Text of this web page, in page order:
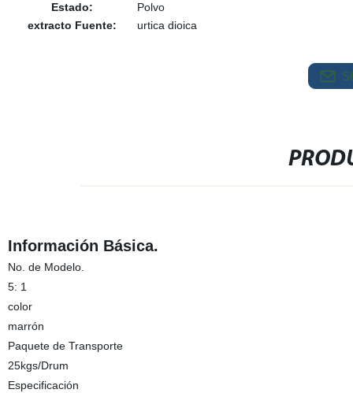
Estado:
Polvo
extracto Fuente:
urtica dioica
Información Básica.
No. de Modelo.
5: 1
color
marrón
Paquete de Transporte
25kgs/Drum
Especificación